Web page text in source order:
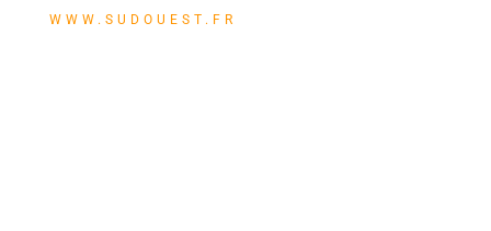
WWW.SUDOUEST.FR